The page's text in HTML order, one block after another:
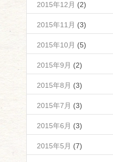
2015年12月 (2)
2015年11月 (3)
2015年10月 (5)
2015年9月 (2)
2015年8月 (3)
2015年7月 (3)
2015年6月 (3)
2015年5月 (7)